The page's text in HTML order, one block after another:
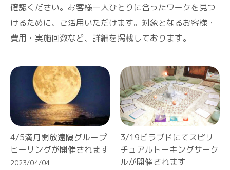
確認ください。お客様一人ひとりに合ったワークを見つ
けるために、ご活用いただけます。対象となるお客様・
費用・実施回数など、詳細を掲載しております。
4/5満月開放遠隔グループ
ヒーリングが開催されます
2023/04/04
3/19ビラブドにてスピリ
チュアルトーキングサーク
ルが開催されます